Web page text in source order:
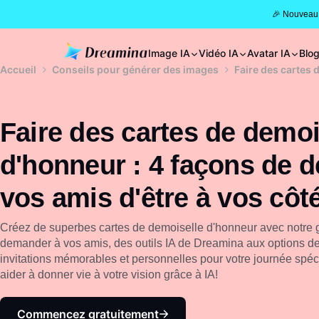
🎉
Image IA Vidéo IA Avatar IA
Accueil
Conseils pour générer des images Faire des cartes
Faire des cartes de
d'honneur : 4 façons de
vos amis d'être à vos
Créez de superbes cartes de demoiselle d'honneur avec notre
demander à vos amis, des outils IA de Dreamina aux options
invitations mémorables et personnelles pour votre journée
aider à donner vie à votre vision grâce à IA!
Commencez gratuitement